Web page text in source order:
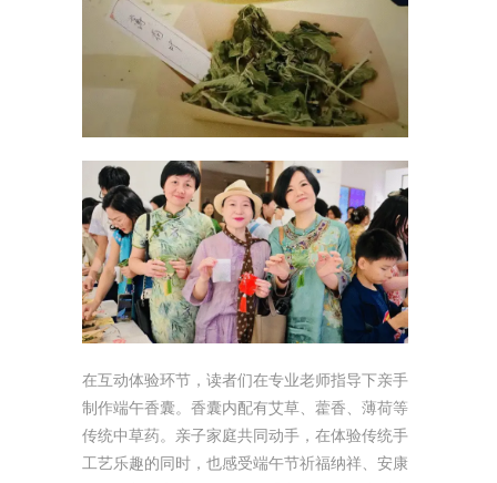
在互动体验环节，读者们在专业老师指导下亲手
制作端午香囊。香囊内配有艾草、藿香、薄荷等
传统中草药。亲子家庭共同动手，在体验传统手
工艺乐趣的同时，也感受端午节祈福纳祥、安康